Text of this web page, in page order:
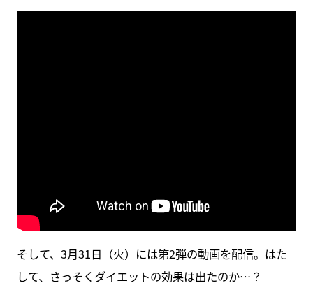
そして、3月31日（火）には第2弾の動画を配信。はた
して、さっそくダイエットの効果は出たのか…？